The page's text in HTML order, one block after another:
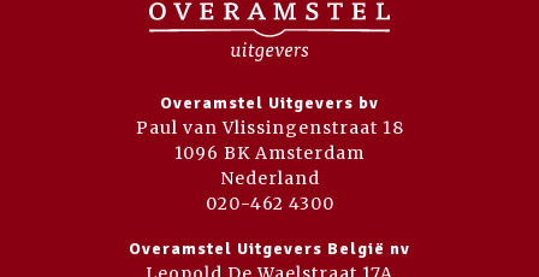
Overamstel Uitgevers bv
Paul van Vlissingenstraat 18
1096 BK Amsterdam
Nederland
020-462 4300
Overamstel Uitgevers België nv